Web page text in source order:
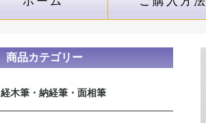
商品カテゴリー
経木筆・納経筆・面相筆